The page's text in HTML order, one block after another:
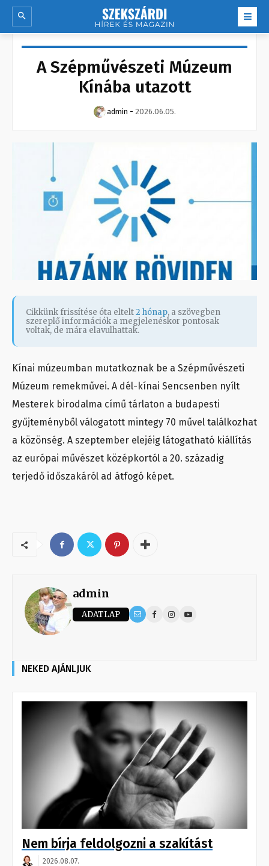
A Szépművészeti Múzeum
Kínába utazott
admin - 2026.06.05.
Cikkünk frissítése óta eltelt2 hónap, a szövegben
szereplő információk a megjelenéskor pontosak
voltak, de mára elavulhattak.
Kínai múzeumban mutatkoznak be a Szépművészeti
Múzeum remekművei. A dél-kínai Sencsenben nyílt
Mesterek birodalma című tárlaton a budapesti
gyűjteményből válogatott mintegy 70 művel találkozhat
a közönség. A szeptember elejéig látogatható kiállítás
az európai művészet középkortól a 20. századig
terjedő időszakáról ad átfogó képet.
admin
ADATLAP
NEKED AJÁNLJUK
Nem bírja feldolgozni a szakítást
2026.08.07.